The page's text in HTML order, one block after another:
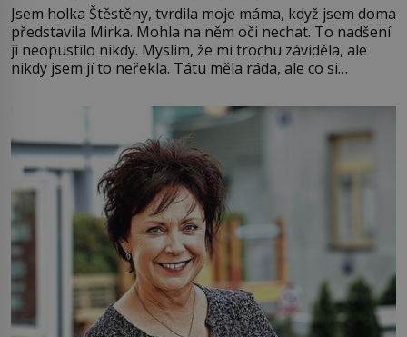
Jsem holka Štěstěny, tvrdila moje máma, když jsem doma
představila Mirka. Mohla na něm oči nechat. To nadšení
ji neopustilo nikdy. Myslím, že mi trochu záviděla, ale
nikdy jsem jí to neřekla. Tátu měla ráda, ale co si
Jsme spolu moc rádi Tehdy byla jiná doba, když